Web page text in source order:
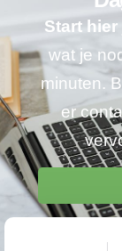
Start
wat je
minuten.
er